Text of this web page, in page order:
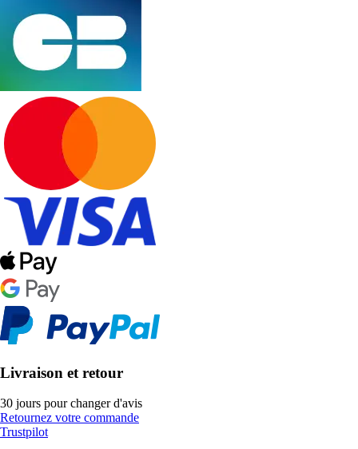
Livraison et retour
30 jours pour changer d'avis
Retournez votre commande
Trustpilot